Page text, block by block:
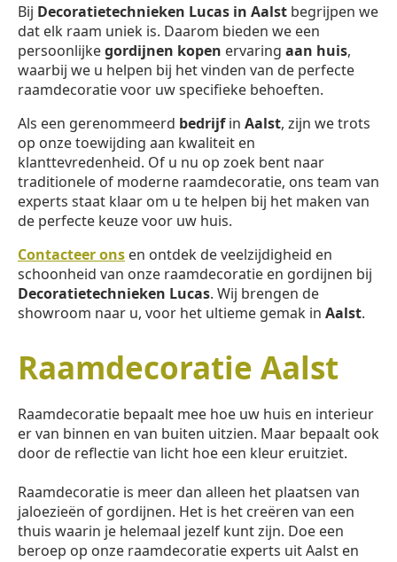
Bij Decoratietechnieken Lucas in Aalst begrijpen we
dat elk raam uniek is. Daarom bieden we een
persoonlijkegordijnen kopen ervaring aan huis,
waarbij we u helpen bij het vinden van de perfecte
raamdecoratie voor uw specifieke behoeften.
Als een gerenommeerd bedrijfin Aalst, zijn we trots
op onze toewijding aan kwaliteit en
klanttevredenheid. Of u nu op zoek bent naar
traditionele of moderne raamdecoratie, ons team van
experts staat klaar om u te helpen bij het maken van
de perfecte keuze voor uw huis.
Contacteer ons en ontdek de veelzijdigheid en
schoonheid van onze raamdecoratie en gordijnen bij
Decoratietechnieken Lucas. Wij brengen de
showroom naar u, voor het ultieme gemak in Aalst.
Raamdecoratie Aalst
Raamdecoratie bepaalt mee hoe uw huis en interieur
er van binnen en van buiten uitzien. Maar bepaalt ook
door de reflectie van licht hoe een kleur eruitziet.
Raamdecoratie is meer dan alleen het plaatsen van
jaloezieën of gordijnen. Het is het creëren van een
thuis waarin je helemaal jezelf kunt zijn. Doe een
beroep op onze raamdecoratie experts uit Aalst en